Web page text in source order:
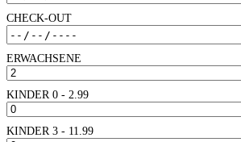
CHECK-OUT
ERWACHSENE
KINDER 0 - 2.99
KINDER 3 - 11.99